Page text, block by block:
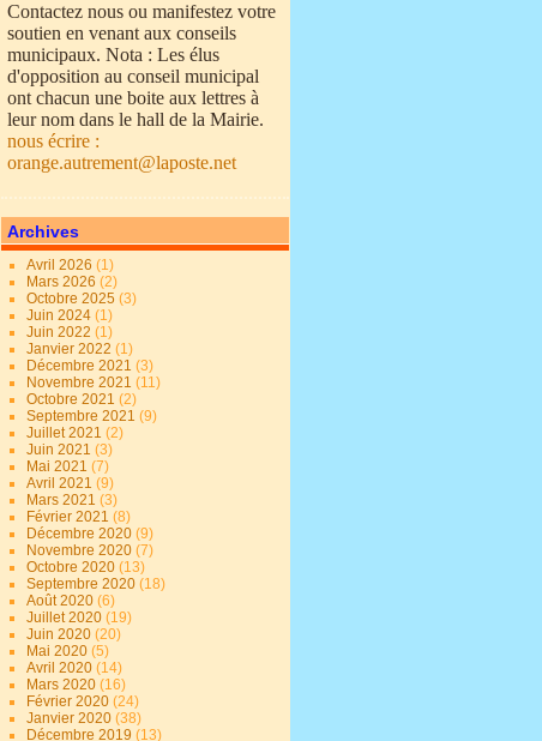
Contactez nous ou manifestez votre
soutien en venant aux conseils
municipaux. Nota : Les élus
d'opposition au conseil municipal
ont chacun une boite aux lettres à
leur nom dans le hall de la Mairie.
nous écrire :
orange.autrement@laposte.net
Archives
Avril 2026(1)
Mars 2026(2)
Octobre 2025(3)
Juin 2024(1)
Juin 2022(1)
Janvier 2022(1)
Décembre 2021(3)
Novembre 2021(11)
Octobre 2021(2)
Septembre 2021(9)
Juillet 2021(2)
Juin 2021(3)
Mai 2021(7)
Avril 2021(9)
Mars 2021(3)
Février 2021(8)
Décembre 2020(9)
Novembre 2020(7)
Octobre 2020(13)
Septembre 2020(18)
Août 2020(6)
Juillet 2020(19)
Juin 2020(20)
Mai 2020(5)
Avril 2020(14)
Mars 2020(16)
Février 2020(24)
Janvier 2020(38)
Décembre 2019(13)